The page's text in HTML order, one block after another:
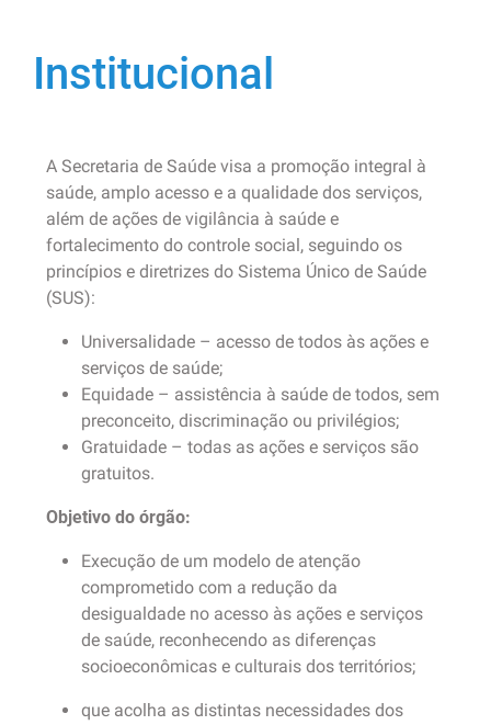
Institucional
A Secretaria de Saúde visa a promoção integral à
saúde, amplo acesso e a qualidade dos serviços,
além de ações de vigilância à saúde e
fortalecimento do controle social, seguindo os
princípios e diretrizes do Sistema Único de Saúde
(SUS):
Universalidade – acesso de todos às ações e
serviços de saúde;
Equidade – assistência à saúde de todos, sem
preconceito, discriminação ou privilégios;
Gratuidade – todas as ações e serviços são
gratuitos.
Objetivo do órgão:
Execução de um modelo de atenção
comprometido com a redução da
desigualdade no acesso às ações e serviços
de saúde, reconhecendo as diferenças
socioeconômicas e culturais dos territórios;
que acolha as distintas necessidades dos